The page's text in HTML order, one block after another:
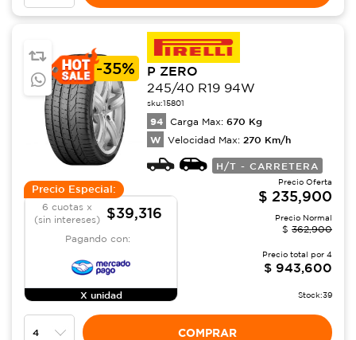
-35%
P ZERO
245/40 R19 94W
sku:15801
94 Carga Max: 670 Kg
W Velocidad Max: 270 Km/h
H/T - CARRETERA
Precio Especial:
6 cuotas x
(sin intereses)
$39,316
Pagando con:
X unidad
Precio Oferta
$ 235,900
Precio Normal
$ 362,900
Precio total por 4
$ 943,600
Stock:39
COMPRAR